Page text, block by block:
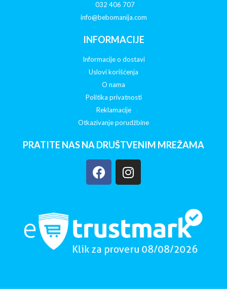
032 406 707
info@bebomanija.com
INFORMACIJE
Informacije o dostavi
Uslovi korišćenja
O nama
Politika privatnosti
Reklamacije
Otkazivanje porudžbine
PRATITE NAS NA DRUŠTVENIM MREŽAMA